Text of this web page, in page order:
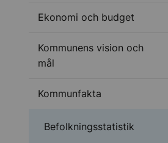
Ekonomi och budget
Kommunens vision och
mål
Kommunfakta
Befolkningsstatistik